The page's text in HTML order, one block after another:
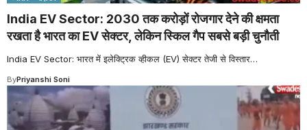
India EV Sector: 2030 तक करोड़ों रोजगार देने की क्षमता
रखता है भारत का EV सेक्टर, लेकिन स्किल गैप सबसे बड़ी चुनौती
India EV Sector: भारत में इलेक्ट्रिक व्हीकल (EV) सेक्टर तेजी से विस्तार…
ByPriyanshi Soni